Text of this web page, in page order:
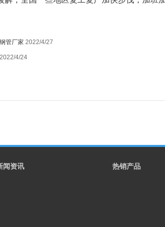
管厂家 2022/4/27
2022/4/24
闻资讯 热销产品